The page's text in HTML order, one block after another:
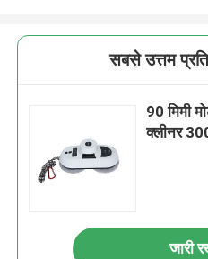
सबसे उत्तम
90 मिमी
क्लीनर
जारी